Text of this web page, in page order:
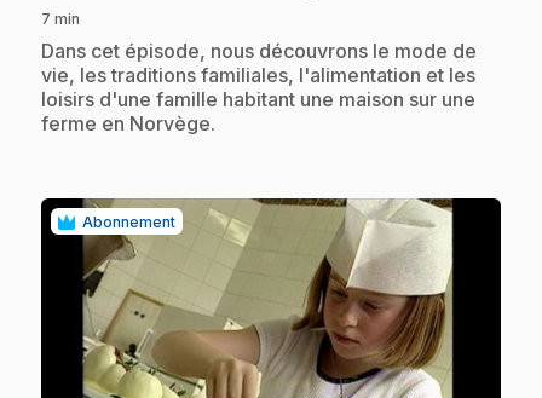
7 min
.Dans cet épisode, nous découvrons le mode de
vie, les traditions familiales, l'alimentation et les
loisirs d'une famille habitant une maison sur une
ferme en Norvège.
Abonnement